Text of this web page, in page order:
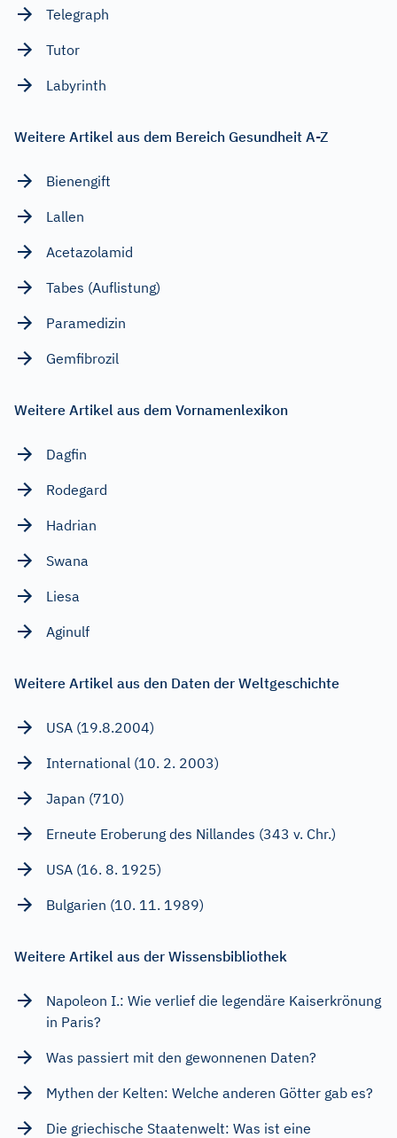
Telegraph
Tutor
Labyrinth
Weitere Artikel aus dem Bereich Gesundheit A-Z
Bienengift
Lallen
Acetazolamid
Tabes (Auflistung)
Paramedizin
Gemfibrozil
Weitere Artikel aus dem Vornamenlexikon
Dagfin
Rodegard
Hadrian
Swana
Liesa
Aginulf
Weitere Artikel aus den Daten der Weltgeschichte
USA (19.8.2004)
International (10. 2. 2003)
Japan (710)
Erneute Eroberung des Nillandes (343 v. Chr.)
USA (16. 8. 1925)
Bulgarien (10. 11. 1989)
Weitere Artikel aus der Wissensbibliothek
Napoleon I.: Wie verlief die legendäre Kaiserkrönung
in Paris?
Was passiert mit den gewonnenen Daten?
Mythen der Kelten: Welche anderen Götter gab es?
Die griechische Staatenwelt: Was ist eine